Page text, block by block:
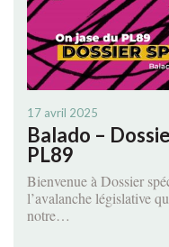
17 avril 2025
Balado –
PL89
Bienvenue à Dossier
l’avalanche législative
notre…